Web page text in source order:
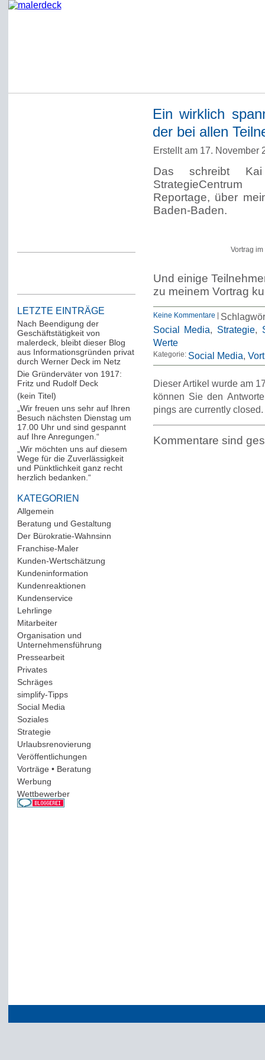
LETZTE EINTRÄGE
Nach Beendigung der
Geschäftstätigkeit von
malerdeck, bleibt dieser Blog
aus Informationsgründen privat
durch Werner Deck im Netz
Die Gründerväter von 1917:
Fritz und Rudolf Deck
(kein Titel)
„Wir freuen uns sehr auf Ihren
Besuch nächsten Dienstag um
17.00 Uhr und sind gespannt
auf Ihre Anregungen.“
„Wir möchten uns auf diesem
Wege für die Zuverlässigkeit
und Pünktlichkeit ganz recht
herzlich bedanken.“
KATEGORIEN
Allgemein
Beratung und Gestaltung
Der Bürokratie-Wahnsinn
Franchise-Maler(42)
Kunden-Wertschätzung
Kundeninformation
Kundenreaktionen
Kundenservice(178)
Lehrlinge(54)
Mitarbeiter(163)
Organisation und
Unternehmensführung
Pressearbeit(12)
Privates(193)
Schräges(161)
simplify-Tipps(123)
Social Media
Soziales(37)
Strategie(220)
Urlaubsrenovierung
Veröffentlichungen
Vorträge • Beratung
Werbung
Wettbewerber(61)
Ein wirklich
der bei allen
Erstellt am 17. November
Das schreibt
Reportage, über
Baden-Baden.
Vortrag
Und einige
zu meinem Vortrag
Keine Kommentare
Social Media, Strategie,
Werte
Kategorie: Social Media
Dieser Artikel wurde am
können Sie den
pings are currently closed.
Kommentare sind